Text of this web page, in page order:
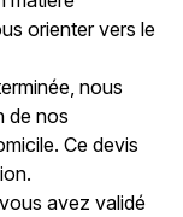
orienter vers le
nous
de nos
Ce devis
avez validé